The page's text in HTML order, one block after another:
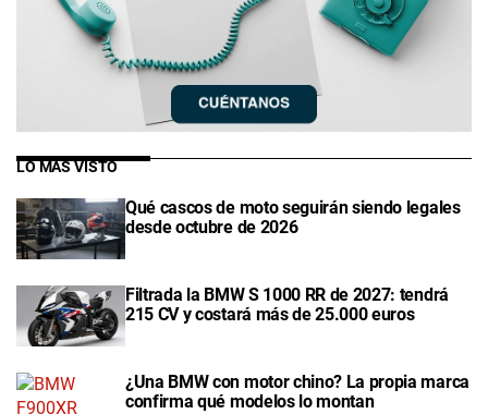
LO MÁS VISTO
Qué cascos de moto seguirán siendo legales
desde octubre de 2026
Filtrada la BMW S 1000 RR de 2027: tendrá
215 CV y costará más de 25.000 euros
¿Una BMW con motor chino? La propia marca
confirma qué modelos lo montan